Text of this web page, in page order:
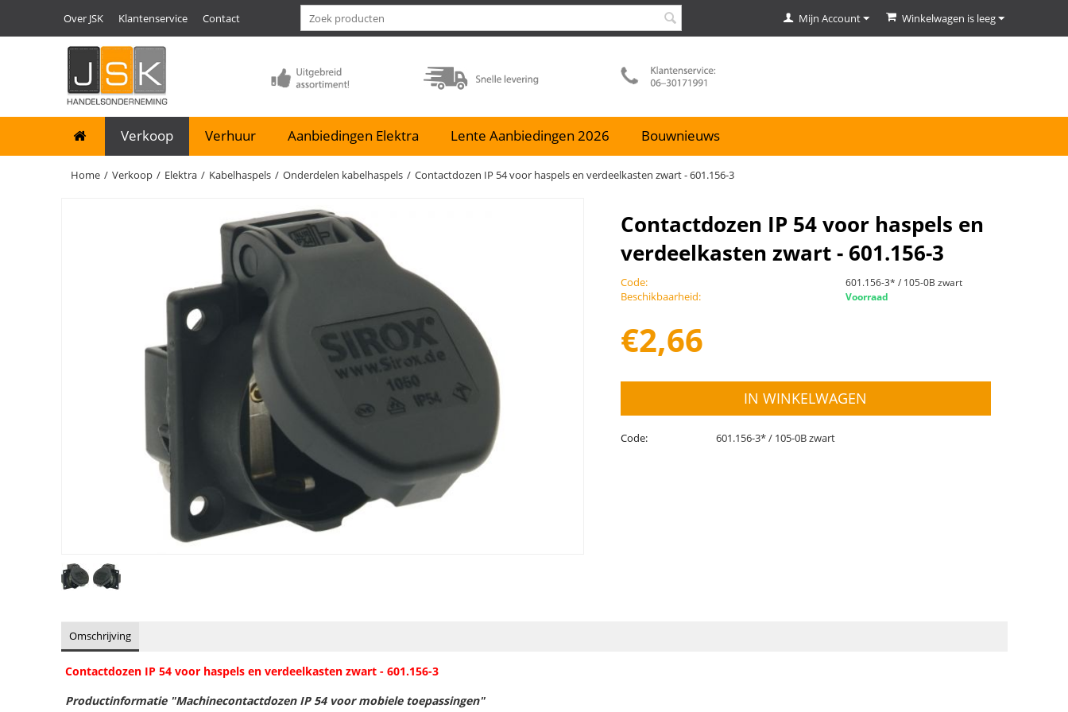
Over JSK Klantenservice Contact Winkelwagen is leeg
Mijn Account
Verkoop Verhuur Aanbiedingen Elektra Lente Aanbiedingen 2026 Bouwnieuws
Home / Verkoop / Elektra / Kabelhaspels / Onderdelen kabelhaspels / Contactdozen IP 54 voor haspels en verdeelkasten zwart - 601.156-3
Contactdozen IP 54 voor haspels en
verdeelkasten zwart - 601.156-3
Code: 601.156-3* / 105-0B zwart
Beschikbaarheid: Voorraad
€2,66
IN WINKELWAGEN
Code: 601.156-3* / 105-0B zwart
Omschrijving
Contactdozen IP 54 voor haspels en verdeelkasten zwart - 601.156-3
Productinformatie "Machinecontactdozen IP 54 voor mobiele toepassingen"